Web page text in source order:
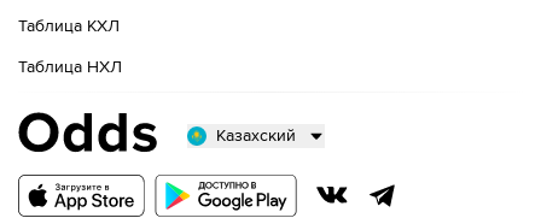
64´ Астон Вилла совершает вбрасывание на своей
половине поля
64´
Фрайбург совершает вбрасывание на половине поля
противника
64´ Астон Вилла совершает вбрасывание на своей
половине поля
Таблица КХЛ
Таблица НХЛ
Казахский
Русский